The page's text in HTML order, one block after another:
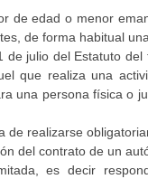
de edad o menor
de forma habitual
de julio del Estatuto
que realiza una
una persona física o
de realizarse
del contrato de un
es decir